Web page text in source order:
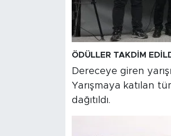
ÖDÜLLER TAKDİM
Dereceye giren
Yarışmaya katılan
dağıtıldı.